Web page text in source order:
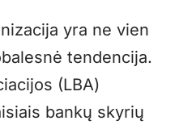
yra ne vien
tendencija.
(LBA)
bankų skyrių